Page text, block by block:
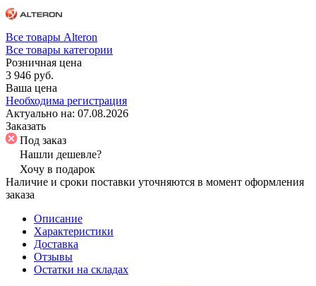
Все товары Alteron
Все товары категории
Розничная цена
3 946 руб.
Ваша цена
Необходима регистрация
Актуально на: 07.08.2026
Заказать
Под заказ
Нашли дешевле?
Хочу в подарок
Наличие и сроки поставки уточняются в момент оформления
заказа
Описание
Характеристики
Доставка
Отзывы
Остатки на складах